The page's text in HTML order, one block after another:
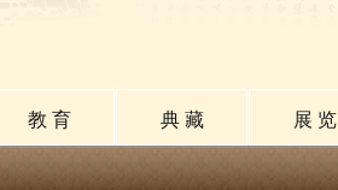
教 育 典 藏 展 览